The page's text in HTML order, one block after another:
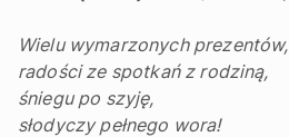
Wielu wymarzonych prezentów,
radości ze spotkań z rodziną,
śniegu po szyję,
słodyczy pełnego wora!